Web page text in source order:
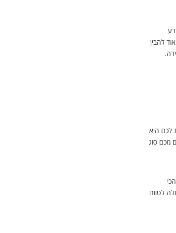
להבין
לכם היא
מכם סוג
לטווח